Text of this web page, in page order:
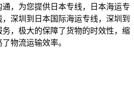
，为您提供日本专线，日本海运专
深圳到日本国际海运专线，深圳到
务，极大的保障了货物的时效性，缩
物流运输效率。